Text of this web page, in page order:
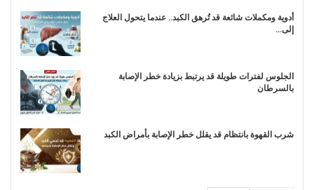
أدوية ومكملات شائعة قد تُرهق الكبد.. عندما يتحول العلاج
إلى…
الجلوس لفترات طويلة قد يرتبط بزيادة خطر الإصابة
بالسرطان
شرب القهوة بانتظام قد يقلل خطر الإصابة بأمراض الكبد